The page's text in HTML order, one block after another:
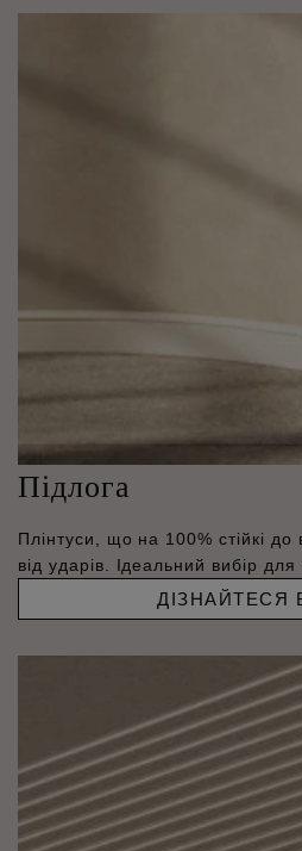
Підлога
Плінтуси, що на 100% стійкі
від ударів. Ідеальний вибір
ДІЗНАЙТЕСЯ